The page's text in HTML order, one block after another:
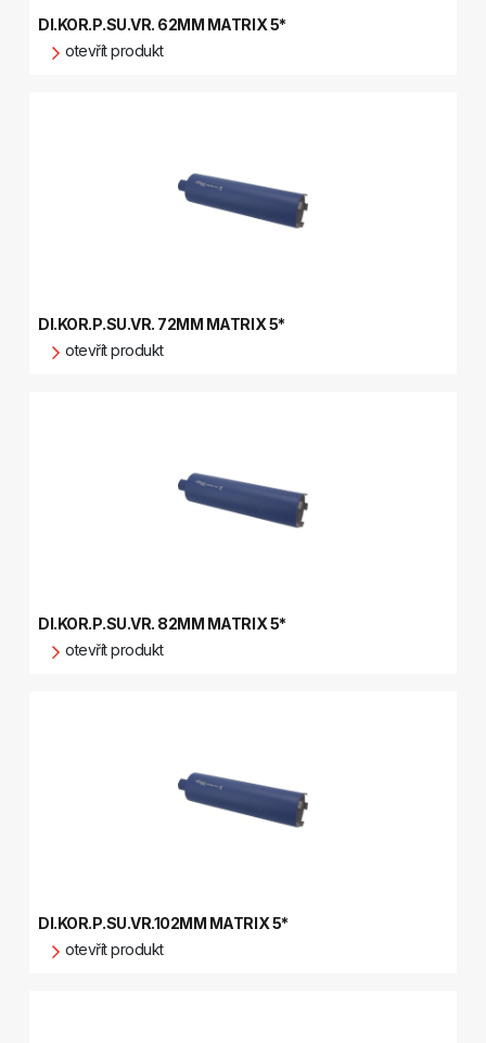
DI.KOR.P.SU.VR. 62MM MATRIX 5*
otevřít produkt
DI.KOR.P.SU.VR. 72MM MATRIX 5*
otevřít produkt
DI.KOR.P.SU.VR. 82MM MATRIX 5*
otevřít produkt
DI.KOR.P.SU.VR.102MM MATRIX 5*
otevřít produkt